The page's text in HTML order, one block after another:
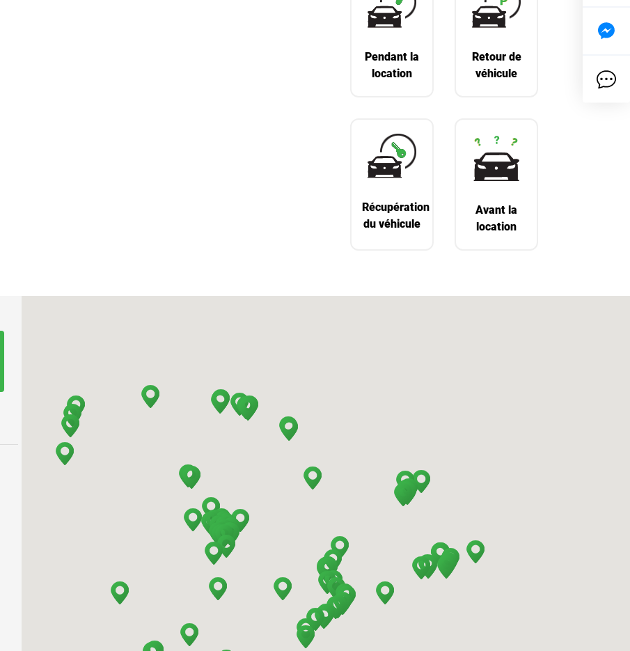
Pendant la
location
Retour de
véhicule
Récupération
du véhicule
Avant la
location